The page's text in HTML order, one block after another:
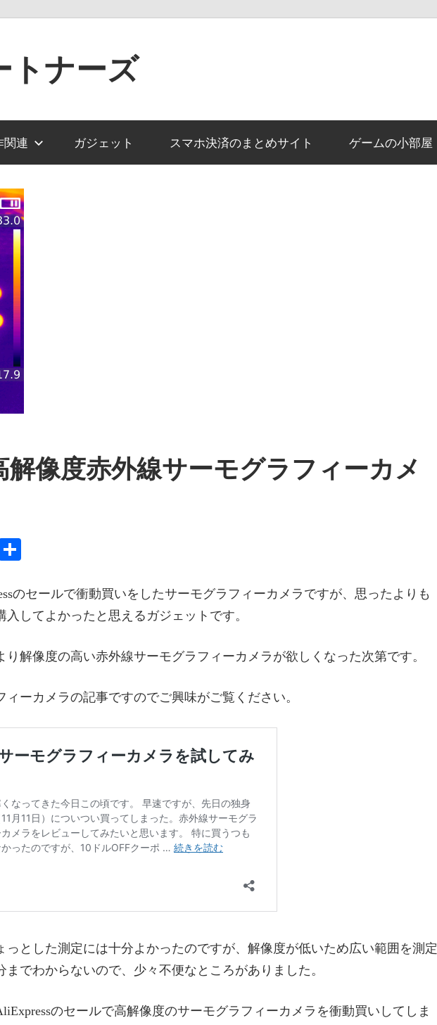
トナーズ
関連 ガジェット スマホ決済のまとめサイト ゲームの小部屋
像度赤外線サーモグラフィーカメ
Copy
のセールで衝動買いをしたサーモグラフィーカメラですが、思ったよりも
してよかったと思えるガジェットです。
解像度の高い赤外線サーモグラフィーカメラが欲しくなった次第です。
ィーカメラの記事ですのでご興味がご覧ください。
っとした測定には十分よかったのですが、解像度が低いため広い範囲を測定
までわからないので、少々不便なところがありました。
のセールで高解像度のサーモグラフィーカメラを衝動買いしてしま